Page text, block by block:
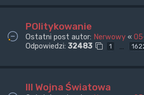
POlitykowanie
Ostatni post autor: Nerwowy «
Odpowiedzi: 32483 1 …
III Wojna Światowa